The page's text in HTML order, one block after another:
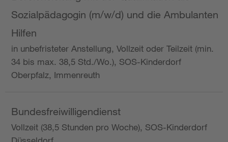
Sozialpädagogin (m/w/d) und die Ambulanten
Hilfen
in unbefristeter Anstellung, Vollzeit oder Teilzeit (min.
34 bis max. 38,5 Std./Wo.), SOS-Kinderdorf
Oberpfalz, Immenreuth
Bundesfreiwilligendienst
Vollzeit (38,5 Stunden pro Woche), SOS-Kinderdorf